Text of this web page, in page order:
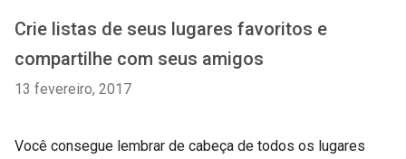
Crie listas de seus lugares favoritos e
compartilhe com seus amigos
13 fevereiro, 2017
Você consegue lembrar de cabeça de todos os lugares